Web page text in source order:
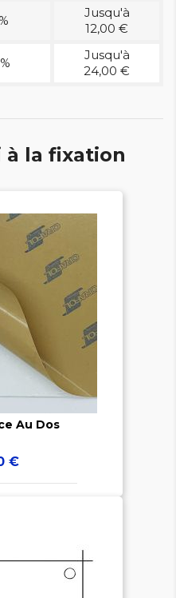
Jusqu'à
12,00 €
Jusqu'à
24,00 €
à la fixation
Au Dos
€